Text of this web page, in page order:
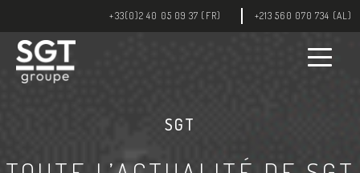
+33(0)2 40 05 09 37 (FR) +213 560 070 734 (AL)
SGT